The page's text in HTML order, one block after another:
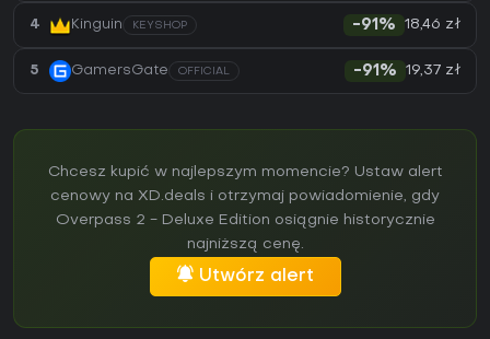
4 Kinguin KEYSHOP -91% 18,46 zł
5 GamersGate OFFICIAL -91% 19,37 zł
Chcesz kupić w najlepszym momencie? Ustaw alert
cenowy na XD.deals i otrzymaj powiadomienie, gdy
Overpass 2 - Deluxe Edition osiągnie historycznie
najniższą cenę.
Utwórz alert